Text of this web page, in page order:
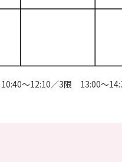
～12:10／3限 13:00～